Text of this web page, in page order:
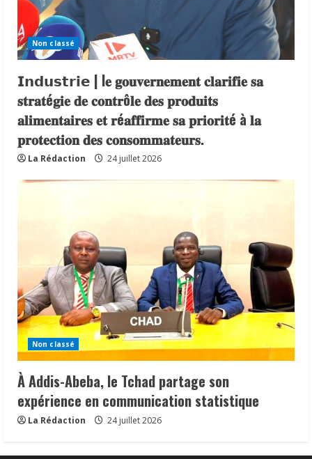
Non classé
𝗜𝗻𝗱𝘂𝘀𝘁𝗿𝗶𝗲 | l𝐞 𝐠𝐨𝐮𝐯𝐞𝐫𝐧𝐞𝐦𝐞𝐧𝐭 𝐜𝐥𝐚𝐫𝐢𝐟𝐢𝐞 𝐬𝐚
𝐬𝐭𝐫𝐚𝐭é𝐠𝐢𝐞 𝐝𝐞 𝐜𝐨𝐧𝐭𝐫ô𝐥𝐞 𝐝𝐞𝐬 𝐩𝐫𝐨𝐝𝐮𝐢𝐭𝐬
𝐚𝐥𝐢𝐦𝐞𝐧𝐭𝐚𝐢𝐫𝐞𝐬 𝐞𝐭 𝐫é𝐚𝐟𝐟𝐢𝐫𝐦𝐞 𝐬𝐚 𝐩𝐫𝐢𝐨𝐫𝐢𝐭é à 𝐥𝐚
𝐩𝐫𝐨𝐭𝐞𝐜𝐭𝐢𝐨𝐧 𝐝𝐞𝐬 𝐜𝐨𝐧𝐬𝐨𝐦𝐦𝐚𝐭𝐞𝐮𝐫𝐬.
La Rédaction 24 juillet 2026
Non classé
À Addis-Abeba, le Tchad partage son
expérience en communication statistique
La Rédaction 24 juillet 2026